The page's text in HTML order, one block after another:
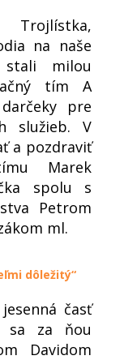
Trojlístka,
na naše
milou
tím A
pre
služieb. V
a pozdraviť
Marek
spolu s
Petrom
ml.
dôležitý“
časť
sa za ňou
Davidom